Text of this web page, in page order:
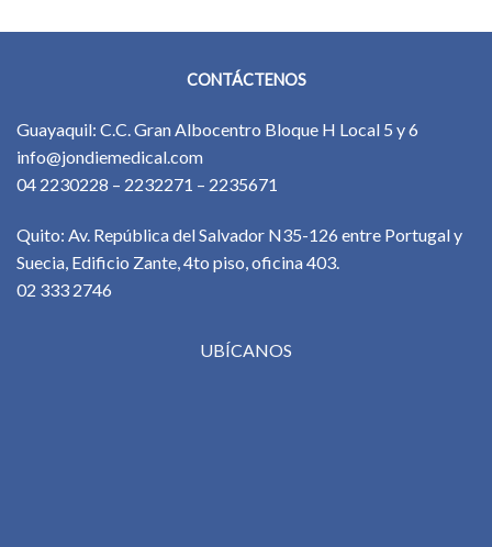
CONTÁCTENOS
Guayaquil: C.C. Gran Albocentro Bloque H Local 5 y 6
info@jondiemedical.com
04 2230228 – 2232271 – 2235671
Quito: Av. República del Salvador N35-126 entre Portugal y
Suecia, Edificio Zante, 4to piso, oficina 403.
02 333 2746
UBÍCANOS